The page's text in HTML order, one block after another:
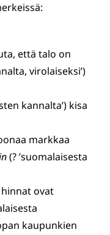
että talo on
virolaiseksi’)
kannalta’) kisa
markkaa
(? ’suomalaisesta
ovat
kaupunkien